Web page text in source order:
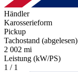
Händler
Karosserieform
Pickup
Tachostand (abgelesen)
2 002 mi
Leistung (kW/PS)
1 / 1